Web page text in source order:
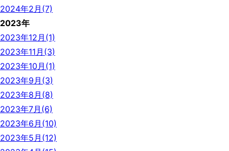
2024年2月(7)
2023年
2023年12月(1)
2023年11月(3)
2023年10月(1)
2023年9月(3)
2023年8月(8)
2023年7月(6)
2023年6月(10)
2023年5月(12)